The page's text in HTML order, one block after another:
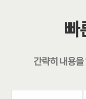
빠
간략히 내용